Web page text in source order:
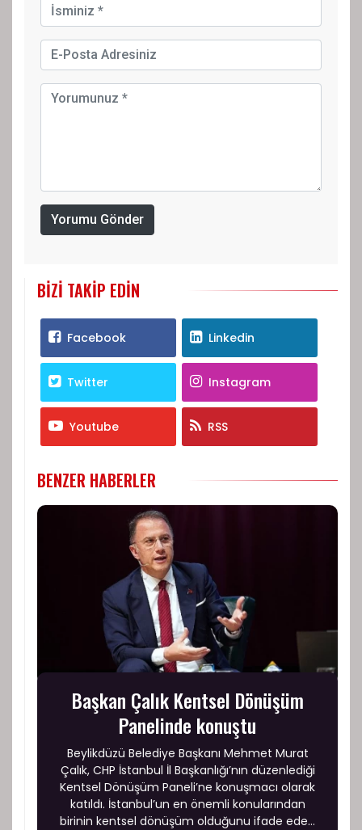
Yorumu Gönder
BIZI TAKIP EDIN
Facebook Linkedin
Twitter Instagram
Youtube RSS
BENZER HABERLER
Başkan Çalık Kentsel Dönüşüm
Panelinde konuştu
Beylikdüzü Belediye Başkanı Mehmet Murat
Çalık, CHP İstanbul İl Başkanlığı’nın düzenlediği
Kentsel Dönüşüm Paneli’ne konuşmacı olarak
katıldı. İstanbul’un en önemli konularından
birinin kentsel dönüşüm olduğunu ifade eden